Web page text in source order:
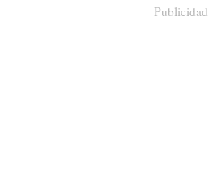
Publicidad